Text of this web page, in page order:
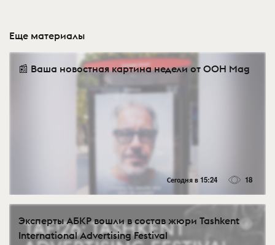
Еще материалы
📰 Ваша новостная картина недели от OOH Mag
Сегодня в 15:24 18
Эксперты АБКР вошли в состав жюри Tashkent
International Advertising Festival